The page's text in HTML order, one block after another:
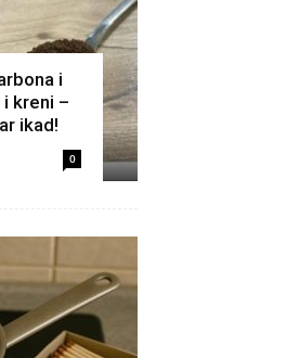
i
kreni –
ikad!
0